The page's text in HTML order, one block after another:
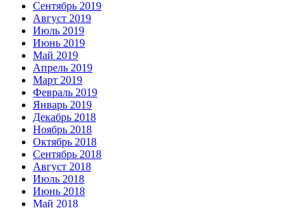
Сентябрь 2019
Август 2019
Июль 2019
Июнь 2019
Май 2019
Апрель 2019
Март 2019
Февраль 2019
Январь 2019
Декабрь 2018
Ноябрь 2018
Октябрь 2018
Сентябрь 2018
Август 2018
Июль 2018
Июнь 2018
Май 2018